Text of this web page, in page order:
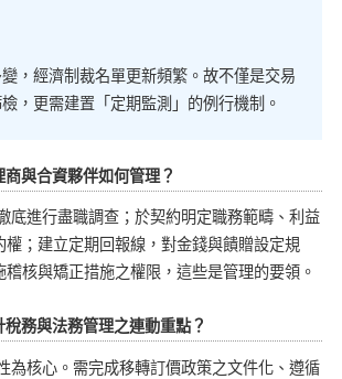
，經濟制裁名單更新頻繁。故不僅是交易
，更需建置「定期監測」的例行機制。
與合資夥伴如何管理？
底進行盡職調查；於契約明定職務範疇、利益
權；建立定期回報線，對金錢與饋贈設定規
稽核與矯正措施之權限，這些是管理的要領。
務與法務管理之連動重點？
為核心。需完成移轉訂價政策之文件化、遵循